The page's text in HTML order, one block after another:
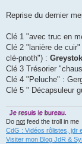
Reprise du dernier
Clé 1 "avec truc en
Clé 2 "lanière de
clé-pnoth") :
Clé 3 Trésorier
Clé 4 "Peluche" :
Clé 5 " Décapsuleur
Je resuis le bureau.
Do not feed the troll in me
CdG : Vidéos rôlistes, jdr
Visiter mon Blog JdR &